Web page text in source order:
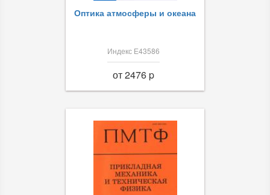
Оптика атмосферы и океана
Индекс Е43586
от 2476 p